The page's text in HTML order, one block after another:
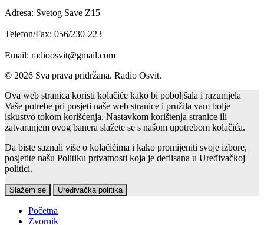
Adresa: Svetog Save Z15
Telefon/Fax: 056/230-223
Email: radioosvit@gmail.com
© 2026 Sva prava pridržana. Radio Osvit.
Ova web stranica koristi kolačiće kako bi poboljšala i razumjela
Vaše potrebe pri posjeti naše web stranice i pružila vam bolje
iskustvo tokom korišćenja. Nastavkom korištenja stranice ili
zatvaranjem ovog banera slažete se s našom upotrebom kolačića.
Da biste saznali više o kolačićima i kako promijeniti svoje izbore,
posjetite našu Politiku privatnosti koja je defiisana u Uređivačkoj
politici.
Slažem se Uređivačka politika
Početna
Zvornik